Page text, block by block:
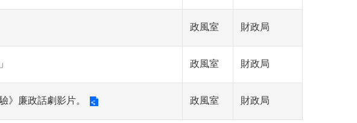
政風室 財政局
政風室 財政局
》廉政話劇影片。 政風室 財政局